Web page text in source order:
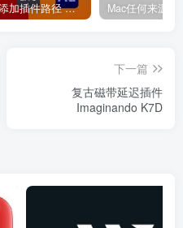
宿主添加插件路径 插件路径设置 VSTPlugins路径
下一篇
复古磁带延迟插件
Imaginando K7D